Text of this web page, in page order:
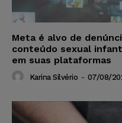
Meta é alvo de
conteúdo sexual
em suas plataformas
Karina Silvério - 07/08/